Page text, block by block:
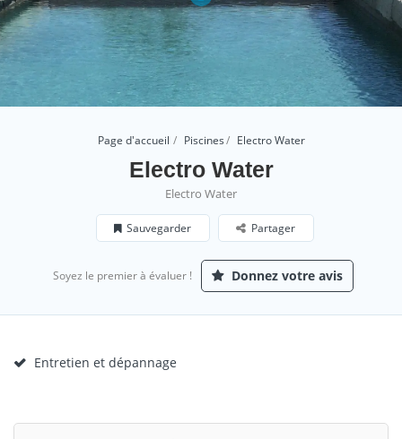
Page d'accueil Piscines Electro Water
Electro Water
Electro Water
Sauvegarder Partager
Soyez le premier à évaluer ! Donnez votre avis
Entretien et dépannage